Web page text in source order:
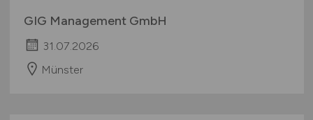
GIG Management GmbH
31.07.2026
Münster